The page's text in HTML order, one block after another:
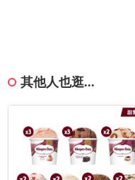
其他人也逛...